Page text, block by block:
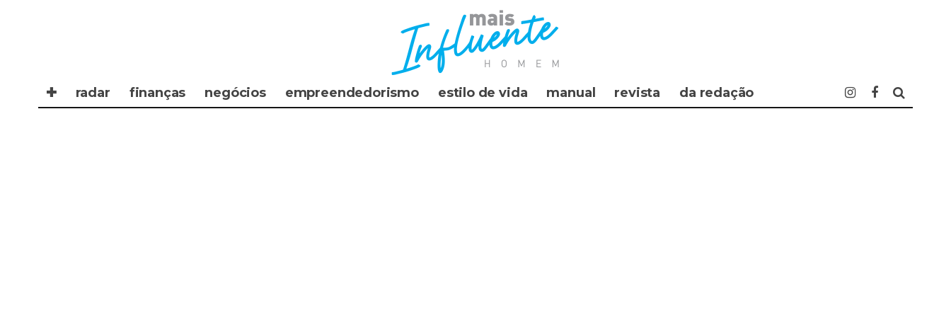
✚ radar finanças negócios empreendedorismo estilo de vida manual revista da redação